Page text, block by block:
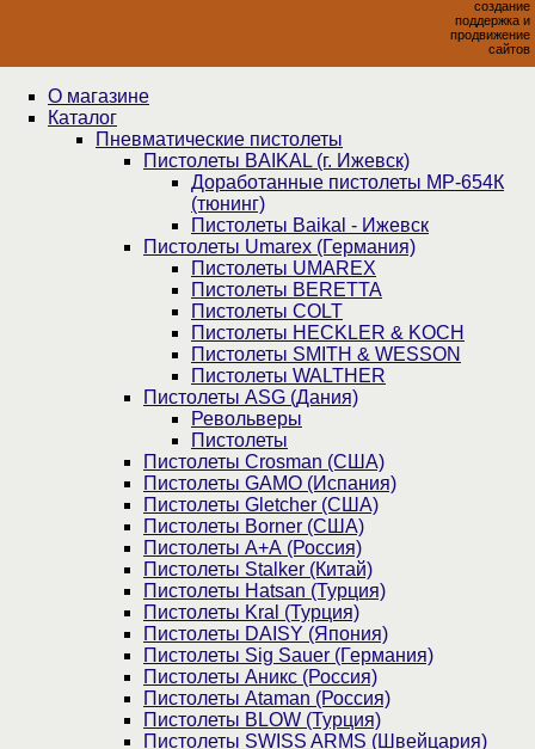
создание
поддержка и
продвижение
сайтов
О магазине
Каталог
Пнев­ма­ти­чес­кие пистолеты
Пистолеты BAIKAL (г. Ижевск)
Доработанные пистолеты МР-654К
(тюнинг)
Пистолеты Baikal - Ижевск
Пистолеты Umarex (Германия)
Пистолеты UMAREX
Пистолеты BERETTA
Пистолеты COLT
Пистолеты HECKLER & KOCH
Пистолеты SMITH & WESSON
Пистолеты WALTHER
Пистолеты ASG (Дания)
Револьверы
Пистолеты
Пистолеты Crosman (США)
Пистолеты GAMO (Испания)
Пистолеты Gletcher (США)
Пистолеты Borner (США)
Пистолеты А+А (Россия)
Пистолеты Stalker (Китай)
Пистолеты Hatsan (Турция)
Пистолеты Kral (Турция)
Пистолеты DAISY (Япония)
Пистолеты Sig Sauer (Германия)
Пистолеты Аникс (Россия)
Пистолеты Ataman (Россия)
Пистолеты BLOW (Турция)
Пистолеты SWISS ARMS (Швейцария)